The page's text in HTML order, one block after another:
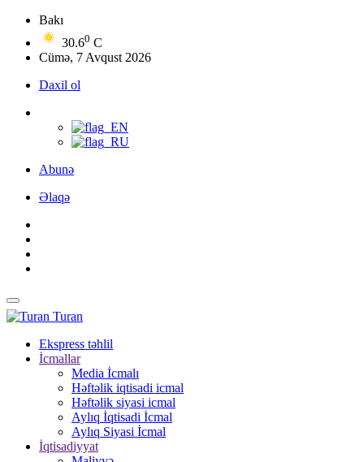
Bakı
30.60 C
Cümə, 7 Avqust 2026
Daxil ol
Abunə
Əlaqə
Turan
Ekspress təhlil
İcmallar
Media İcmalı
Həftəlik iqtisadi icmal
Həftəlik siyasi icmal
Aylıq İqtisadi İcmal
Aylıq Siyasi İcmal
İqtisadiyyat